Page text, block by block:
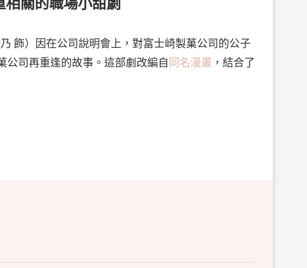
飾）因在公司說明會上，對富士崎製菓公司的公子
公司再重逢的故事。這部劇改編自 同名漫畫 ，結合了